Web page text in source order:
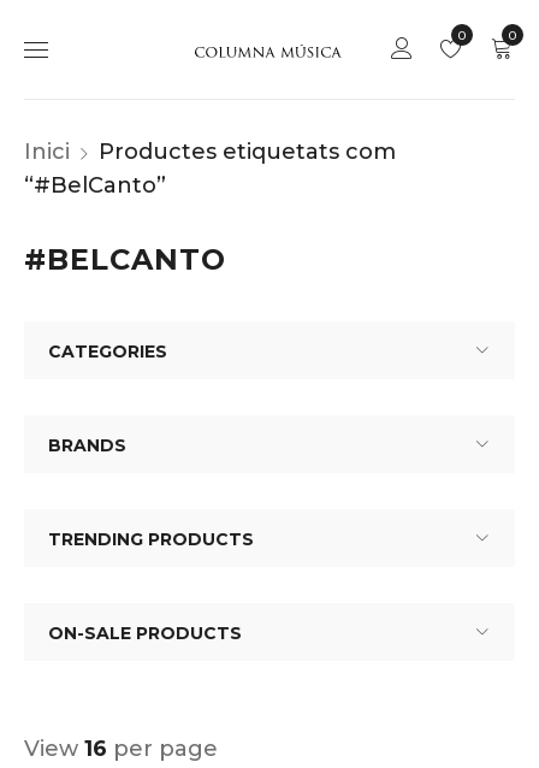
0
0
Inici
Productes etiquetats com
“#BelCanto”
#BELCANTO
CATEGORIES
BRANDS
TRENDING PRODUCTS
ON-SALE PRODUCTS
View 16 per page